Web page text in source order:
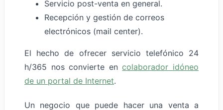
Servicio post-venta en general.
Recepción y gestión de correos
electrónicos (mail center).
El hecho de ofrecer servicio telefónico 24
h/365 nos convierte encolaborador idóneo
de un portal de Internet.
Un negocio que puede hacer una venta a